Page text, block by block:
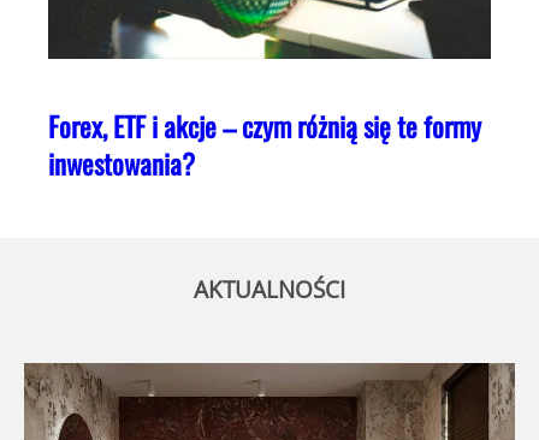
Forex, ETF i akcje – czym różnią się te formy
inwestowania?
AKTUALNOŚCI